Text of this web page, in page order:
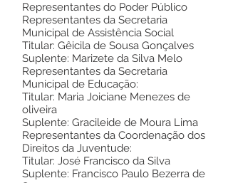
Representantes do Poder Público
Representantes da Secretaria
Municipal de Assistência Social
Titular: Gêicila de Sousa Gonçalves
Suplente: Marizete da Silva Melo
Representantes da Secretaria
Municipal de Educação:
Titular: Maria Joiciane Menezes de
oliveira
Suplente: Gracileide de Moura Lima
Representantes da Coordenação dos
Direitos da Juventude:
Titular: José Francisco da Silva
Suplente: Francisco Paulo Bezerra de